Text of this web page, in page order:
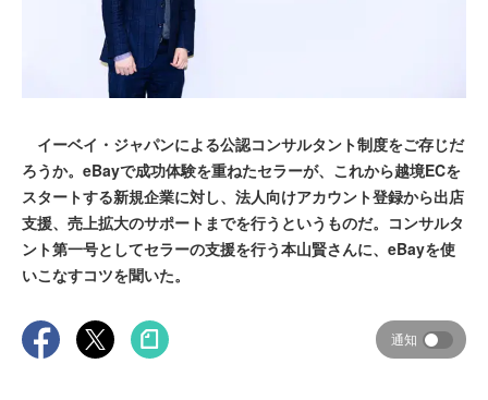
イーベイ・ジャパンによる公認コンサルタント制度をご存じだ
ろうか。eBayで成功体験を重ねたセラーが、これから越境ECを
スタートする新規企業に対し、法人向けアカウント登録から出店
支援、売上拡大のサポートまでを行うというものだ。コンサルタ
ント第一号としてセラーの支援を行う本山賢さんに、eBayを使
いこなすコツを聞いた。
通知